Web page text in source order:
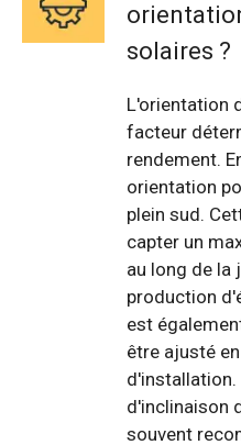
solaires ?
L'orientation
facteur
rendement.
orientation
plein sud.
capter un
au long de la
production
est
être ajusté
d'installation.
d'inclinaison
souvent